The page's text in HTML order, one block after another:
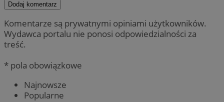
Dodaj komentarz
Komentarze są prywatnymi opiniami użytkowników.
Wydawca portalu nie ponosi odpowiedzialności za
treść.
* pola obowiązkowe
Najnowsze
Popularne